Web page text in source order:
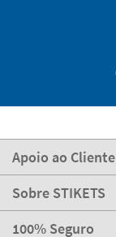
Apoio ao Cliente
Sobre STIKETS
100% Seguro